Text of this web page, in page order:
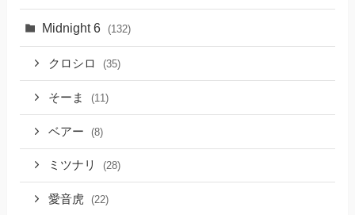
Midnight 6 (132)
クロシロ (35)
そーま (11)
ベアー (8)
ミツナリ (28)
愛音虎 (22)